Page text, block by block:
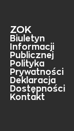
ZOK
Biuletyn
Informacji
Publicznej
Polityka
Prywatności
Deklaracja
Dostępności
Kontakt